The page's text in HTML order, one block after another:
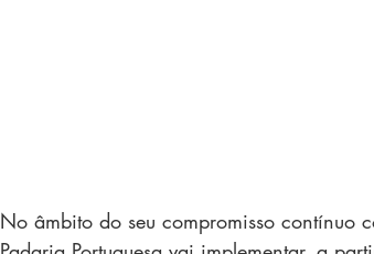
No âmbito do seu compromisso contínuo